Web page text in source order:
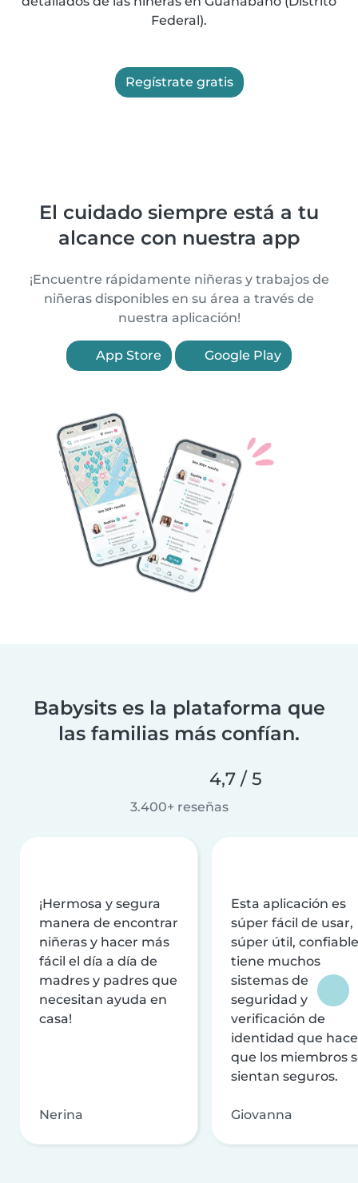
Federal).
Regístrate gratis
El cuidado siempre está a tu
alcance con nuestra app
¡Encuentre rápidamente niñeras y trabajos de
niñeras disponibles en su área a través de
nuestra aplicación!
App Store Google Play
Babysits es la plataforma que
las familias más confían.
4,7 / 5
3.400+ reseñas
¡Hermosa y segura
manera de encontrar
niñeras y hacer más
fácil el día a día de
madres y padres que
necesitan ayuda en
casa!
Nerina
Esta aplicación es
súper fácil de usar,
súper útil,
tiene muchos
sistemas de
seguridad y
verificación de
identidad que
que los miembros
sientan seguros.
Giovanna